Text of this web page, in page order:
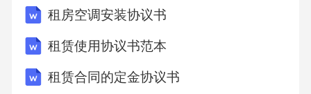
租房空调安装协议书
租赁使用协议书范本
租赁合同的定金协议书